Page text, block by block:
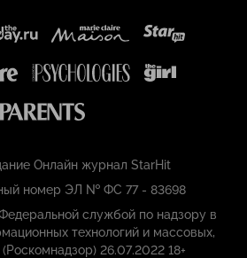
Онлайн журнал StarHit
номер ЭЛ № ФС 77 - 83698
службой по надзору в
технологий и массовых,
26.07.2022 18+